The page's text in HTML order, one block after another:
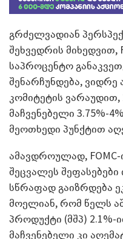
გრძელვადიან
შეხვედრის
საპროცენტო
შენარჩუნდება,
კომიტეტის
მაჩვენებელი 3.75%-
მეოთხედი პუნქტით
ამავდროულად,
შეცვალეს შეფასებები
სწრაფად გაიზრდება
მოელიან, რომ წელს
პროდუქტი (მშპ) 2.1%-
მაჩვენებელი კი